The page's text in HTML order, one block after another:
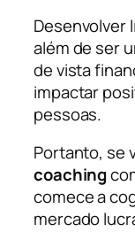
Desenvolver
além de ser
de vista
impactar
pessoas.
Portanto, se
coaching
comece a
mercado